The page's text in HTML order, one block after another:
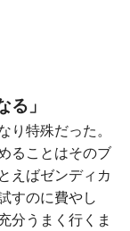
る」
特殊だった。
ることはそのブ
えばゼンディカ
すのに費やし
分うまく行くま